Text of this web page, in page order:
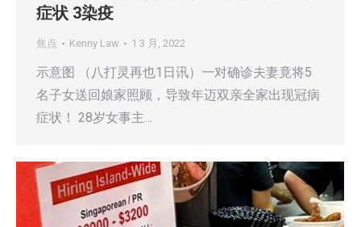
症状 3染疫
焦点 Kenny Law 1 3 月, 2022
示意图 （八打灵再也1日讯）一对确诊夫妻竟将5
名子女送回娘家照顾，导致年迈双亲全家出现冠病
症状！ 28岁女事主…